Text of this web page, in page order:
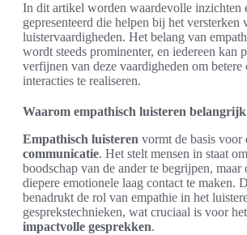
In dit artikel worden waardevolle inzichten
gepresenteerd die helpen bij het versterken
luistervaardigheden. Het belang van
wordt steeds prominenter, en iedereen kan
verfijnen van deze vaardigheden om betere
interacties te realiseren.
Waarom empathisch luisteren
Empathisch luisteren vormt de basis voor
communicatie. Het stelt mensen in staat
boodschap van de ander te begrijpen, maar
diepere emotionele laag contact te maken.
benadrukt de rol van empathie in het
gesprekstechnieken, wat cruciaal is voor
impactvolle gesprekken.